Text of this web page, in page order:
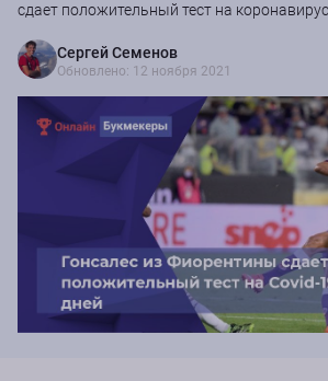
сдает положительный тест на коронавирус
Сергей Семенов
Обновлено: 12 ноября 2021